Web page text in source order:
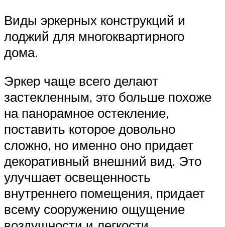
Виды эркерных конструкций и
лоджий для многоквартирного
дома.
Эркер чаще всего делают
застекленным, это больше похоже
на панорамное остекление,
поставить которое довольно
сложно, но именно оно придает
декоративный внешний вид. Это
улучшает освещенность
внутреннего помещения, придает
всему сооружению ощущение